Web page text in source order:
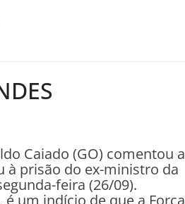
Caiado (GO) comentou a
à prisão do ex-ministro da
feira (26/09).
é um indício de que a Força